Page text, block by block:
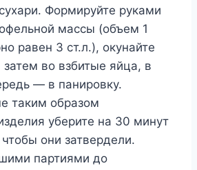
Формируйте руками
массы (объем 1
равен 3 ст.л.), окунайте
во взбитые яйца, в
— в панировку.
таким образом
уберите на 30 минут
они затвердели.
партиями до